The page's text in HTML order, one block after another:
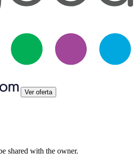
Ver oferta
shared with the owner.